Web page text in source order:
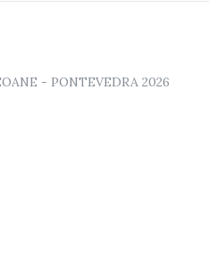
- PONTEVEDRA 2026